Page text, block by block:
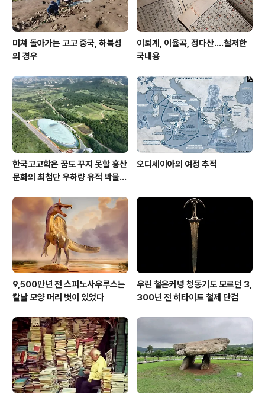
미쳐 돌아가는 고고 중국, 하북성
의 경우
이퇴계, 이율곡, 정다산....철저한
국내용
한국고고학은 꿈도 꾸지 못할 홍산
문화의 최첨단 우하량 유적 박물관
오디세이아의 여정 추적
9,500만년 전 스피노사우루스는
칼날 모양 머리 볏이 있었다
우린 철은커녕 청동기도 모르던 3,
300년 전 히타이트 철제 단검